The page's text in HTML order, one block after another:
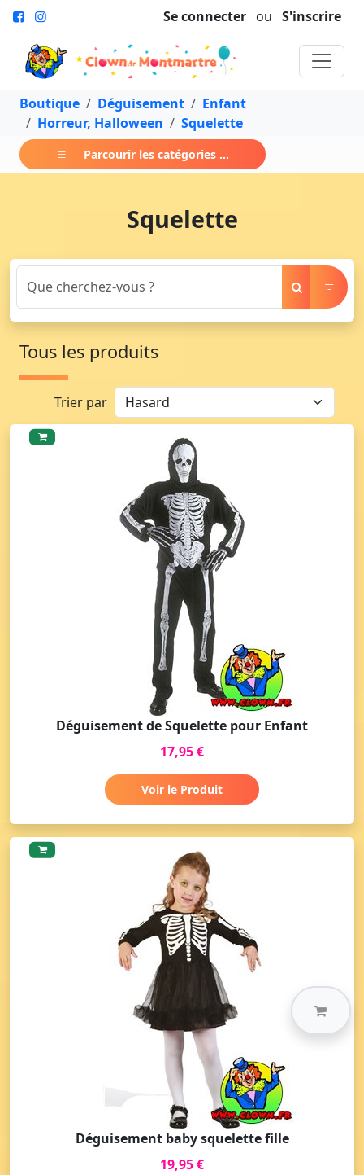
Se connecter ou S'inscrire
Boutique Déguisement
Enfant
Horreur, Halloween
Squelette
Parcourir les catégories ...
Squelette
Tous les produits
Trier par
Déguisement de Squelette pour Enfant
17,95 €
Voir le Produit
Déguisement baby squelette fille
19,95 €